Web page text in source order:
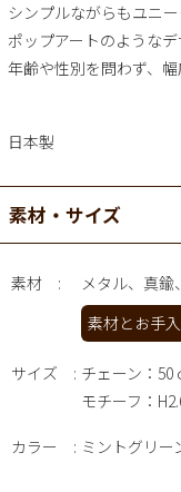
シンプルながらもユニ
ポップアートのようなデ
年齢や性別を問わず、幅
日本製
素材・サイズ
素材
メタル、真鍮
素材とお手
サイズ
チェーン：50
モチーフ：
カラー ミントグリー